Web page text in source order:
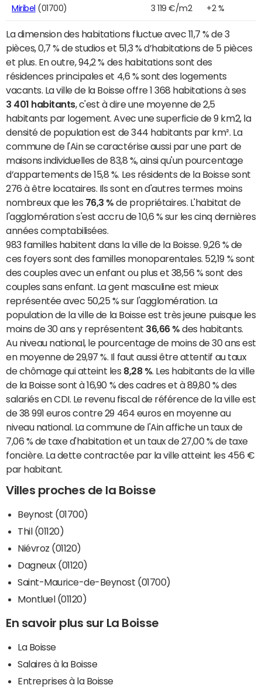
Miribel (01700) 3 119 €/m2 +2 %
La dimension des habitations fluctue avec 11,7 % de 3
pièces, 0,7 % de studios et 51,3 % d’habitations de 5 pièces
et plus. En outre, 94,2 % des habitations sont des
résidences principales et 4,6 % sont des logements
vacants. La ville de la Boisse offre 1 368 habitations à ses
3 401 habitants, c'est à dire une moyenne de 2,5
habitants par logement. Avec une superficie de 9 km2, la
densité de population est de 344 habitants par km². La
commune de l'Ain se caractérise aussi par une part de
maisons individuelles de 83,8 %, ainsi qu'un pourcentage
d’appartements de 15,8 %. Les résidents de la Boisse sont
276 à être locataires. Ils sont en d'autres termes moins
nombreux que les 76,3 % de propriétaires. L'habitat de
l'agglomération s'est accru de 10,6 % sur les cinq dernières
années comptabilisées.
983 familles habitent dans la ville de la Boisse. 9,26 % de
ces foyers sont des familles monoparentales. 52,19 % sont
des couples avec un enfant ou plus et 38,56 % sont des
couples sans enfant. La gent masculine est mieux
représentée avec 50,25 % sur l'agglomération. La
population de la ville de la Boisse est très jeune puisque les
moins de 30 ans y représentent 36,66 % des habitants.
Au niveau national, le pourcentage de moins de 30 ans est
en moyenne de 29,97 %. Il faut aussi être attentif au taux
de chômage qui atteint les 8,28 % . Les habitants de la ville
de la Boisse sont à 16,90 % des cadres et à 89,80 % des
salariés en CDI. Le revenu fiscal de référence de la ville est
de 38 991 euros contre 29 464 euros en moyenne au
niveau national. La commune de l'Ain affiche un taux de
7,06 % de taxe d'habitation et un taux de 27,00 % de taxe
foncière. La dette contractée par la ville atteint les 456 €
par habitant.
Villes proches de la Boisse
Beynost (01700)
Thil (01120)
Niévroz (01120)
Dagneux (01120)
Saint-Maurice-de-Beynost (01700)
Montluel (01120)
En savoir plus sur La Boisse
La Boisse
Salaires à la Boisse
Entreprises à la Boisse